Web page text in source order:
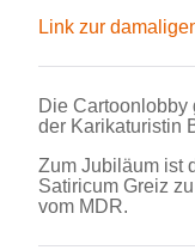
Link zur
Die Cartoonlobby
der Karikaturistin
Zum Jubiläum ist
Satiricum Greiz
vom MDR.